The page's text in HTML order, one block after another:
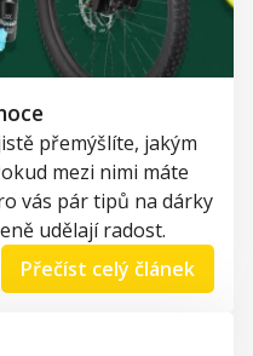
přemýšlíte, jakým
mezi nimi máte
vás pár tipů na dárky
udělají radost.
Přečíst celý článek